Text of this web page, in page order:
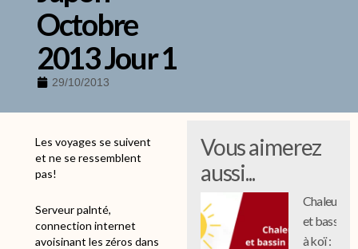
Octobre
2013 Jour 1
29/10/2013
Les voyages se suivent
et ne se ressemblent
pas!
Serveur palnté,
connection internet
avoisinant les zéros dans
Vous aimerez
aussi...
Chaleur
et bassin
à koï :